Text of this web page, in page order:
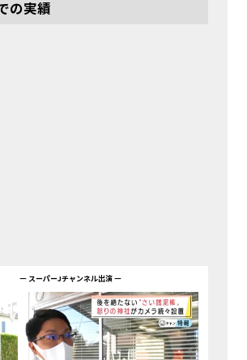
の実績
― スーパーJチャンネル出演 ―